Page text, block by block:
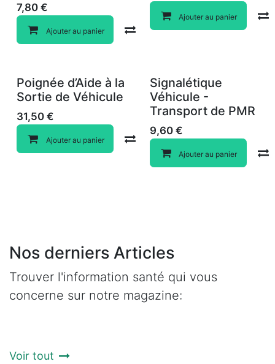
7,80 €
Ajouter au panier Compare
Ajouter au panier
Poignée d’Aide à la
Sortie de Véhicule
31,50 €
Ajouter au panier Compare
Signalétique
Véhicule -
Transport de PMR
9,60€
Ajouter au panier
Nos derniers Articles
Trouver l'information santé qui vous
concerne sur notre magazine:
Voir tout